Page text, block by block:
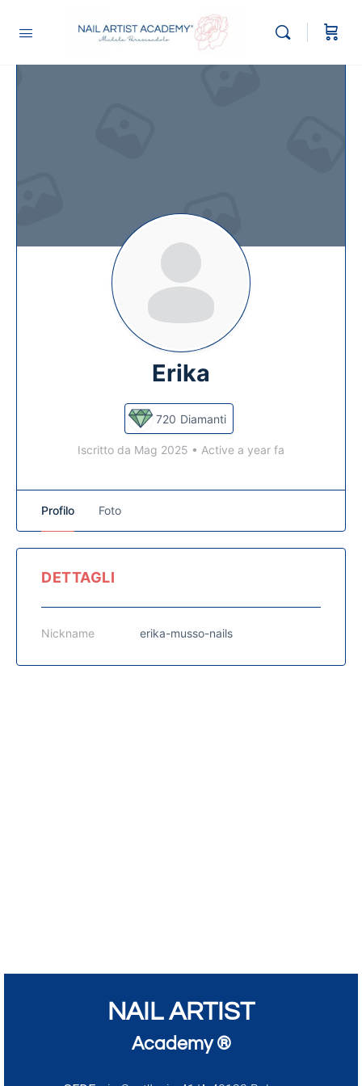
Erika
720 Diamanti
Iscritto da Mag 2025 • Active a year fa
Profilo Foto
DETTAGLI
Nickname erika-musso-nails
NAIL ARTIST
Academy ®